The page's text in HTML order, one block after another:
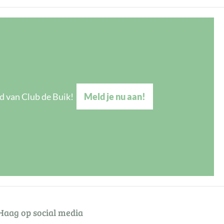
van Club de Buik! Meld je nu aan!
op social media